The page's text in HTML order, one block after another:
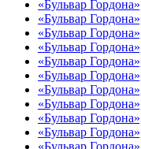
«Бульвар
«Бульвар
«Бульвар
«Бульвар
«Бульвар
«Бульвар
«Бульвар
«Бульвар
«Бульвар
«Бульвар
«Бульвар